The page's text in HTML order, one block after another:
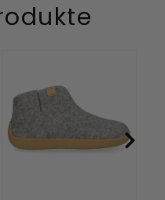
Wollfilz-
Hausschuhe
Marbled
Light
Grey